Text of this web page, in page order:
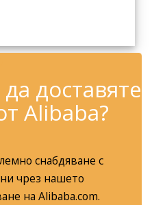
доставяте
Alibaba?
снабдяване с
чрез нашето
на Alibaba.com.